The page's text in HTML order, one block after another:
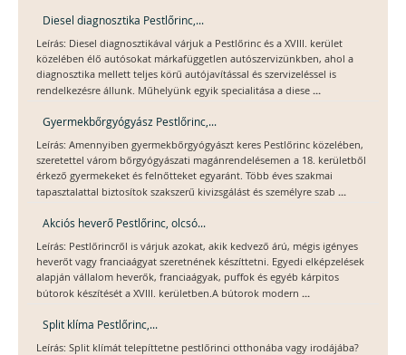
Diesel diagnosztika Pestlőrinc,...
Leírás: Diesel diagnosztikával várjuk a Pestlőrinc és a XVIII. kerület
közelében élő autósokat márkafüggetlen autószervizünkben, ahol a
diagnosztika mellett teljes körű autójavítással és szervizeléssel is
rendelkezésre állunk. Műhelyünk egyik specialitása a diese ...
Gyermekbőrgyógyász Pestlőrinc,...
Leírás: Amennyiben gyermekbőrgyógyászt keres Pestlőrinc közelében,
szeretettel várom bőrgyógyászati magánrendelésemen a 18. kerületből
érkező gyermekeket és felnőtteket egyaránt. Több éves szakmai
tapasztalattal biztosítok szakszerű kivizsgálást és személyre szab ...
Akciós heverő Pestlőrinc, olcsó...
Leírás: Pestlőrincről is várjuk azokat, akik kedvező árú, mégis igényes
heverőt vagy franciaágyat szeretnének készíttetni. Egyedi elképzelések
alapján vállalom heverők, franciaágyak, puffok és egyéb kárpitos
bútorok készítését a XVIII. kerületben.A bútorok modern ...
Split klíma Pestlőrinc,...
Leírás: Split klímát telepíttetne pestlőrinci otthonába vagy irodájába?